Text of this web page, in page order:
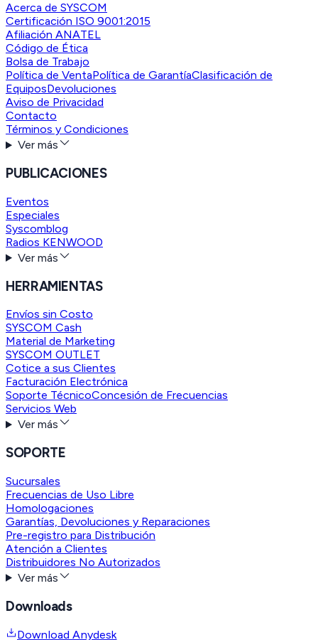
Acerca de SYSCOM
Certificación ISO 9001:2015
Afiliación ANATEL
Código de Ética
Bolsa de Trabajo
Política de VentaPolítica de GarantíaClasificación de
EquiposDevoluciones
Aviso de Privacidad
Contacto
Términos y Condiciones
Ver más
PUBLICACIONES
Eventos
Especiales
Syscomblog
Radios KENWOOD
Ver más
HERRAMIENTAS
Envíos sin Costo
SYSCOM Cash
Material de Marketing
SYSCOM OUTLET
Cotice a sus Clientes
Facturación Electrónica
Soporte TécnicoConcesión de Frecuencias
Servicios Web
Ver más
SOPORTE
Sucursales
Frecuencias de Uso Libre
Homologaciones
Garantías, Devoluciones y Reparaciones
Pre-registro para Distribución
Atención a Clientes
Distribuidores No Autorizados
Ver más
Downloads
Download Anydesk